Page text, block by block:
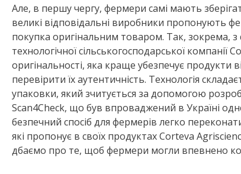
Але, в першу чергу, фермери самі мають
великі відповідальні виробники пропонують
покупка оригінальним товаром. Так, зокрема,
технологічної сільськогосподарської
оригінальності, яка краще убезпечує
перевірити їх аутентичність. Технологія
упаковки, який зчитується за допомогою
Scan4Check, що був впроваджений в Україні
безпечний спосіб для фермерів легко
які пропонує в своїх продуктах Corteva
дбаємо про те, щоб фермери могли впевнено